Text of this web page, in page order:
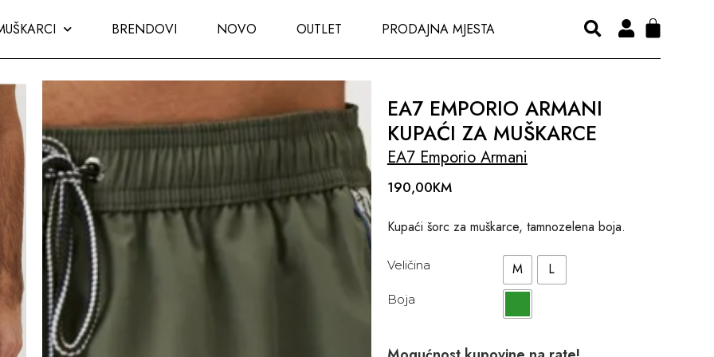
BRENDOVI NOVO OUTLET PRODAJNA MJESTA
EA7 EMPORIO ARMANI
KUPAĆI ZA MUŠKARCE
EA7 Emporio Armani
190,00KM
Kupaći šorc za muškarce, tamnozelena boja.
Veličina M L
Boja